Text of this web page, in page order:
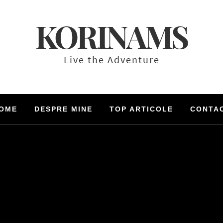
KORINAMS
Live the Adventure
DESPRE MINE TOP ARTICOLE